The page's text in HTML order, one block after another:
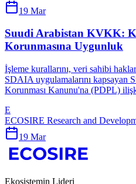
19 Mar
Suudi Arabistan KVKK:
Korunmasına Uygunluk
İşleme kurallarını, veri sahibi
SDAIA uygulamalarını kapsayan
Korunması Kanunu'na (PDPL)
E
ECOSIRE Research and
19 Mar
Ekosistemin Lideri